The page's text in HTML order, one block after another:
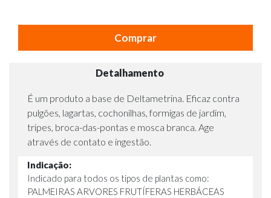
Comprar
Detalhamento
É um produto a base de Deltametrina. Eficaz contra
pulgões, lagartas, cochonilhas, formigas de jardim,
tripes, broca-das-pontas e mosca branca. Age
através de contato e ingestão.
Indicação:
Indicado para todos os tipos de plantas como:
PALMEIRAS ARVORES FRUTÍFERAS HERBÁCEAS